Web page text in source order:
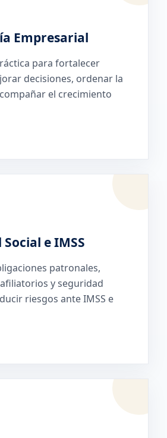
Empresarial
para fortalecer
decisiones, ordenar la
el crecimiento
e IMSS
patronales,
y seguridad
riesgos ante IMSS e